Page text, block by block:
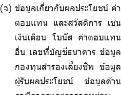
(จ) ข้อมูลเกี่ยวกับผลประโยชน์ ค่า
ตอบแทน และสวัสดิการ เช่น
เงินเดือน โบนัส ค่าตอบแทน
อื่น เลขที่บัญชีธนาคาร ข้อมูล
กองทุนสำรองเลี้ยงชีพ ข้อมูล
ผู้รับผลประโยชน์ ข้อมูลด้าน